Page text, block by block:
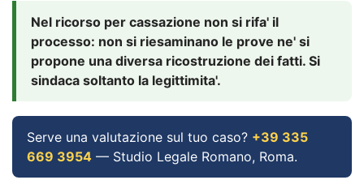
Nel ricorso per cassazione non si rifa' il
processo: non si riesaminano le prove ne' si
propone una diversa ricostruzione dei fatti. Si
sindaca soltanto la legittimita'.
Serve una valutazione sul tuo caso? +39 335
669 3954 — Studio Legale Romano, Roma.